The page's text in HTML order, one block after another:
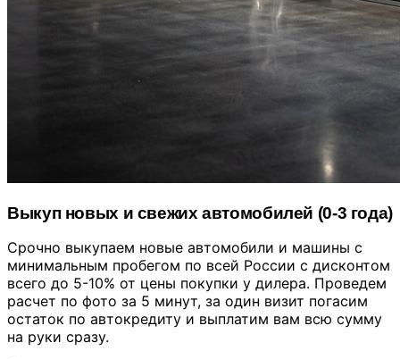
Выкуп новых и свежих автомобилей (0-3 года)
Срочно выкупаем новые автомобили и машины с
минимальным пробегом по всей России с дисконтом
всего до 5-10% от цены покупки у дилера. Проведем
расчет по фото за 5 минут, за один визит погасим
остаток по автокредиту и выплатим вам всю сумму
на руки сразу.